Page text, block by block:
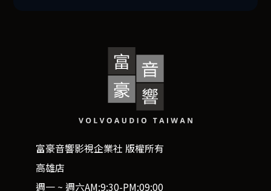
富豪音響影視企業社 版權所有
高雄店
週一 ~ 週六AM:9:30-PM:09:00